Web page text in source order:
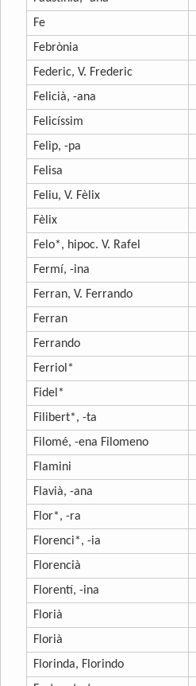
Fe
Febrònia
Federic, V. Frederic
Felicià, -ana
Felicíssim
Felip, -pa
Felisa
Feliu, V. Fèlix
Fèlix
Felo*, hipoc. V. Rafel
Fermí, -ina
Ferran, V. Ferrando
Ferran
Ferrando
Ferriol*
Fidel*
Filibert*, -ta
Filomé, -ena Filomeno
Flamini
Flavià, -ana
Flor*, -ra
Florenci*, -ia
Florencià
Florentí, -ina
Florià
Florià
Florinda, Florindo